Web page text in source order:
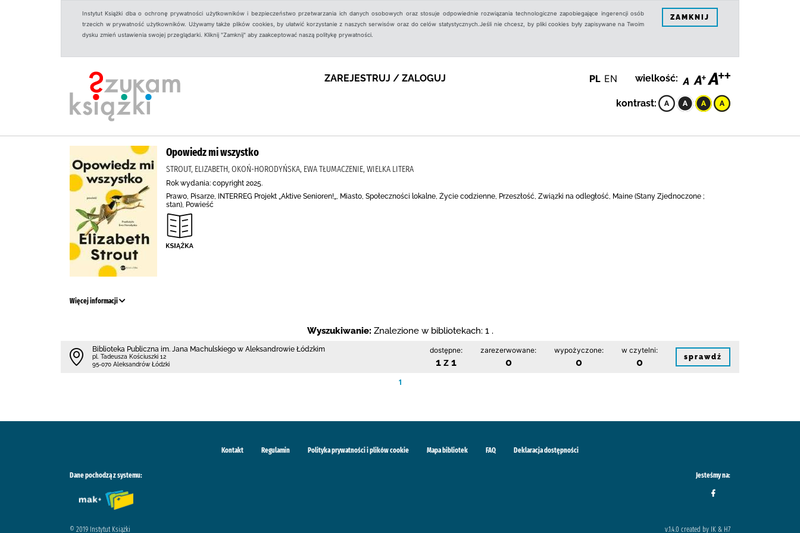
Instytut Książki dba o ochronę prywatności użytkowników i bezpieczeństwo przetwarzania ich danych osobowych oraz stosuje odpowiednie rozwiązania technologiczne zapobiegające ingerencji osób
trzecich w prywatność użytkowników. Używamy także plików cookies, by ułatwić korzystanie z naszych serwisów oraz do celów statystycznych.Jeśli nie chcesz, by pliki cookies były zapisywane na Twoim
dysku zmień ustawienia swojej przeglądarki. Kliknij "Zamknij" aby zaakceptować naszą politykę prywatności.
ZAMKNIJ
ZAREJESTRUJ / ZALOGUJ PL EN wielkość:
kontrast:
Opowiedz mi wszystko
STROUT, ELIZABETH, OKOŃ-HORODYŃSKA, EWA TŁUMACZENIE, WIELKA LITERA
Rok wydania: copyright 2025.
Prawo, Pisarze, INTERREG Projekt „Aktive Senioren!„, Miasto, Społeczności lokalne, Życie codzienne, Przeszłość, Związki na odległość, Maine (Stany Zjednoczone ;
stan), Powieść
Więcej informacji
Wyszukiwanie: Znalezione w bibliotekach: 1 .
Biblioteka Publiczna im. Jana Machulskiego w Aleksandrowie Łódzkim
pl. Tadeusza Kościuszki 12
95-070 Aleksandrów Łódzki
dostępne:
1 z 1
zarezerwowane:
0
wypożyczone:
0
w czytelni:
0 sprawdź
1
Kontakt Regulamin Polityka prywatności i plików cookie Mapa bibliotek FAQ Deklaracja dostępności
Dane pochodzą z systemu: Jesteśmy na:
© 2019 Instytut Książki v.1.4.0 created by IK & H7